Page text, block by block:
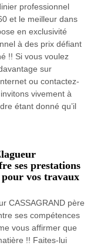
professionnel
et le meilleur dans
en exclusivité
à des prix défiant
!! Si vous voulez
sur
ou contactez-
vivement à
étant donné qu’il
ses prestations
pour vos travaux
CASSAGRAND père
ses compétences
vous affirmer que
!! Faites-lui